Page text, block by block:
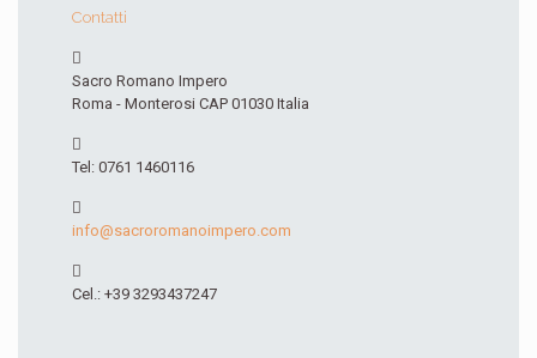
Contatti
Sacro Romano Impero
Roma - Monterosi CAP 01030 Italia
Tel: 0761 1460116
info@sacroromanoimpero.com
Cel.: +39 3293437247